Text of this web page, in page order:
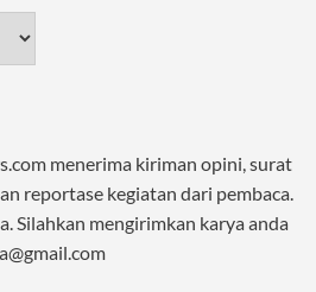
menerima kiriman opini, surat
reportase kegiatan dari pembaca.
Silahkan mengirimkan karya anda